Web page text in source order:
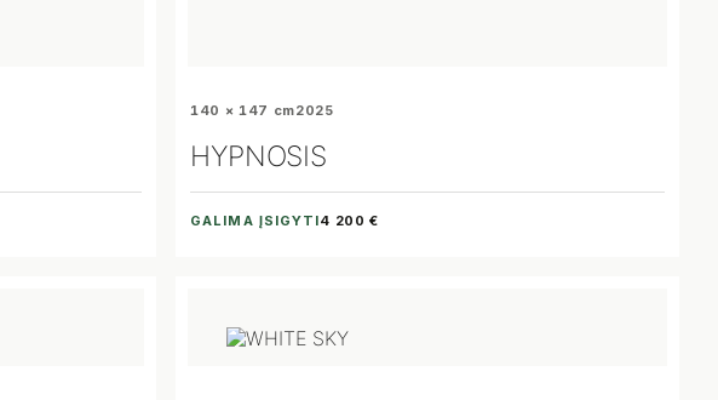
140 × 147 cm2025
HYPNOSIS
GALIMA ĮSIGYTI4 200 €